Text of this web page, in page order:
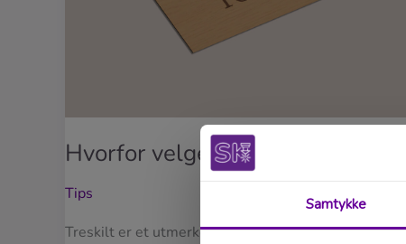
Hvorfor velge treskilt?
Tips
Treskilt er et utmerket valg for innendørs bruk,